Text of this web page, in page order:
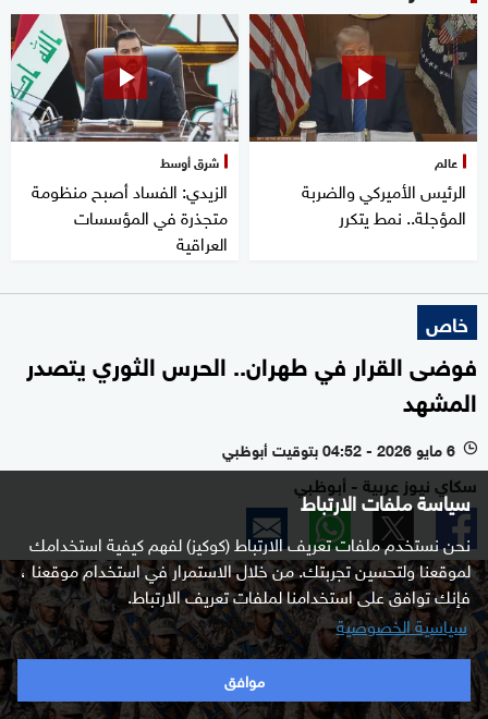
سياسة ملفات الارتباط
نحن نستخدم ملفات تعريف الارتباط (كوكيز) لفهم كيفية استخدامك
لموقعنا ولتحسين تجربتك. من خلال الاستمرار في استخدام موقعنا ،
فإنك توافق على استخدامنا لملفات تعريف الارتباط.
سياسية الخصوصية
موافق
عالم
الرئيس الأميركي والضربة
المؤجلة.. نمط يتكرر
شرق أوسط
الزيدي: الفساد أصبح منظومة
متجذرة في المؤسسات
العراقية
خاص
فوضى القرار في طهران.. الحرس الثوري يتصدر
المشهد
l 6 مايو 2026 - 04:52 بتوقيت أبوظبي
سكاي نيوز عربية - أبوظبي